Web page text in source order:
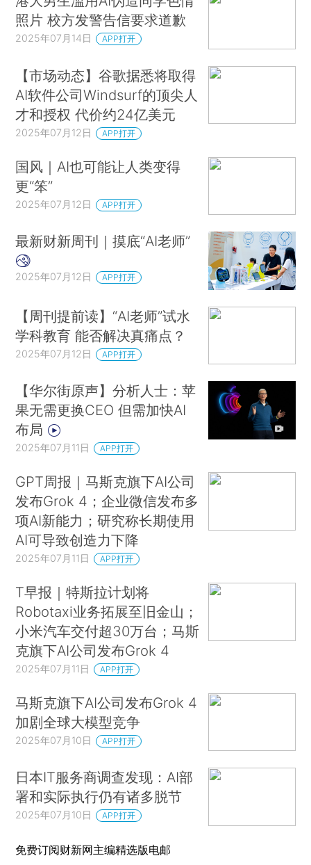
照片 校方发警告信要求道歉
2025年07月14日 APP打开
【市场动态】谷歌据悉将取得
AI软件公司Windsurf的顶尖人
才和授权 代价约24亿美元
2025年07月12日 APP打开
国风｜AI也可能让人类变得
更“笨”
2025年07月12日 APP打开
最新财新周刊｜摸底“AI老师”
2025年07月12日 APP打开
【周刊提前读】“AI老师”试水
学科教育 能否解决真痛点？
2025年07月12日 APP打开
【华尔街原声】分析人士：苹
果无需更换CEO 但需加快AI
布局
2025年07月11日 APP打开
GPT周报｜马斯克旗下AI公司
发布Grok 4；企业微信发布多
项AI新能力；研究称长期使用
AI可导致创造力下降
2025年07月11日 APP打开
T早报｜特斯拉计划将
Robotaxi业务拓展至旧金山；
小米汽车交付超30万台；马斯
克旗下AI公司发布Grok 4
2025年07月11日 APP打开
马斯克旗下AI公司发布Grok 4
加剧全球大模型竞争
2025年07月10日 APP打开
日本IT服务商调查发现：AI部
署和实际执行仍有诸多脱节
2025年07月10日 APP打开
免费订阅财新网主编精选版电邮